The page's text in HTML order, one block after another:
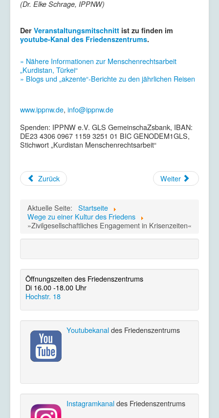
(Dr. Elke Schrage, IPPNW)
Der Veranstaltungsmitschnitt ist zu finden im
youtube-Kanal des Friedenszentrums.
» Nähere Informationen zur Menschenrechtsarbeit
„Kurdistan, Türkei“
» Blogs und „akzente“-Berichte zu den jährlichen Reisen
www.ippnw.de, info@ippnw.de
Spenden: IPPNW e.V. GLS GemeinschaZsbank, IBAN:
DE23 4306 0967 1159 3251 01 BIC GENODEM1GLS,
Stichwort „Kurdistan Menschenrechtsarbeit“
Zurück Weiter
Aktuelle Seite:
Startseite
Wege zu einer Kultur des Friedens
»Zivilgesellschaftliches Engagement in Krisenzeiten«
Öffnungszeiten des Friedenszentrums
Di 16.00 -18.00 Uhr
Hochstr. 18
Youtubekanaldes Friedenszentrums
Instagramkanaldes Friedenszentrums